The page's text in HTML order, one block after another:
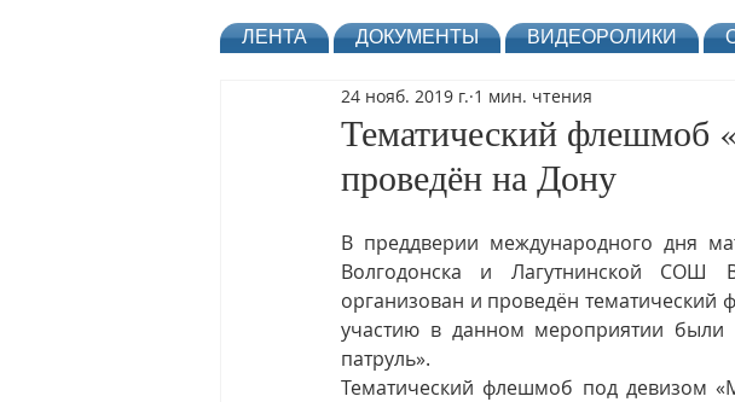
ЛЕНТА ДОКУМЕНТЫ ВИДЕОРОЛИКИ
Тематический флешмоб
проведён на Дону
24 нояб. 2019 г. 1 мин. чтения
В преддверии международного дня
Волгодонска и Лагутнинской СОШ
организован и проведён
участию в данном мероприятии были
патруль».
Тематический флешмоб под девизом